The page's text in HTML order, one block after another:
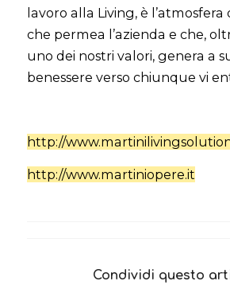
lavoro alla Living, è l’atmosfera
che permea l’azienda e che,
uno dei nostri valori, genera a
benessere verso chiunque vi
http://
http://www.martiniopere.it
Condividi questo